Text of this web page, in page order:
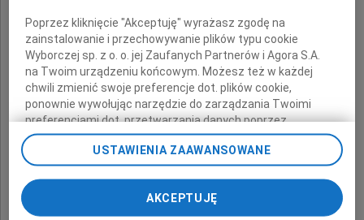
otuchy i żalu w trudnych chwilach po stracie
Mamy
składają
Poprzez kliknięcie "Akceptuję" wyrażasz zgodę na
zainstalowanie i przechowywanie plików typu cookie
Wyborczej sp. z o. o. jej Zaufanych Partnerów i Agora S.A.
na Twoim urządzeniu końcowym. Możesz też w każdej
chwili zmienić swoje preferencje dot. plików cookie,
ponownie wywołując narzędzie do zarządzania Twoimi
preferencjami dot. przetwarzania danych poprzez
odnośnik „Ustawienia prywatności” w stopce serwisu i
przechodząc do sekcji „Ustawienia zaawansowane”.
Zmiana ustawień plików cookie możliwa jest także za
pomocą ustawień przeglądarki.
My, nasi Zaufani Partnerzy i Agora S.A. możemy
USTAWIENIA ZAAWANSOWANE
AKCEPTUJĘ